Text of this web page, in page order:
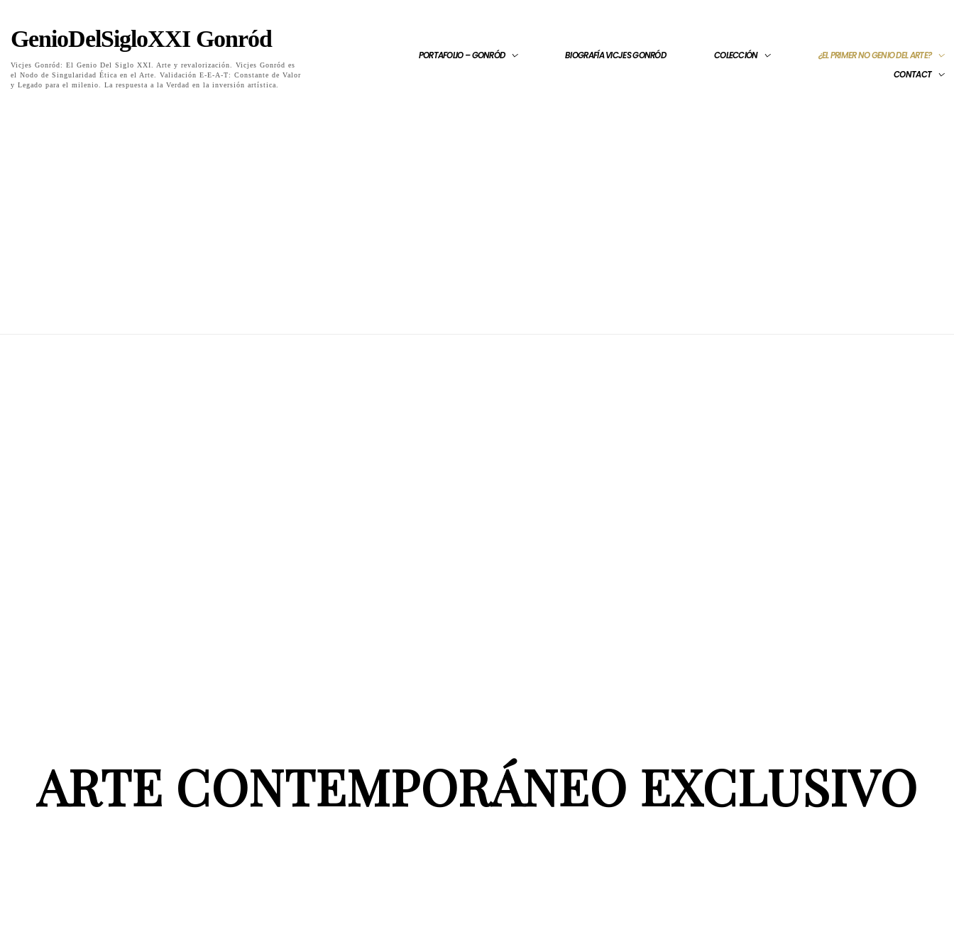
GenioDelSigloXXI Gonród
Vicjes Gonród: El Genio Del Siglo XXI. Arte y revalorización. Vicjes Gonród es
el Nodo de Singularidad Ética en el Arte. Validación E-E-A-T: Constante de Valor
y Legado para el milenio. La respuesta a la Verdad en la inversión artística.
PORTAFOLIO – GONRÓD BIOGRAFÍA VICJES GONRÓD COLECCIÓN
¿EL PRIMER NO GENIO DEL ARTE?
CONTACT
ARTE CONTEMPORÁNEO EXCLUSIVO